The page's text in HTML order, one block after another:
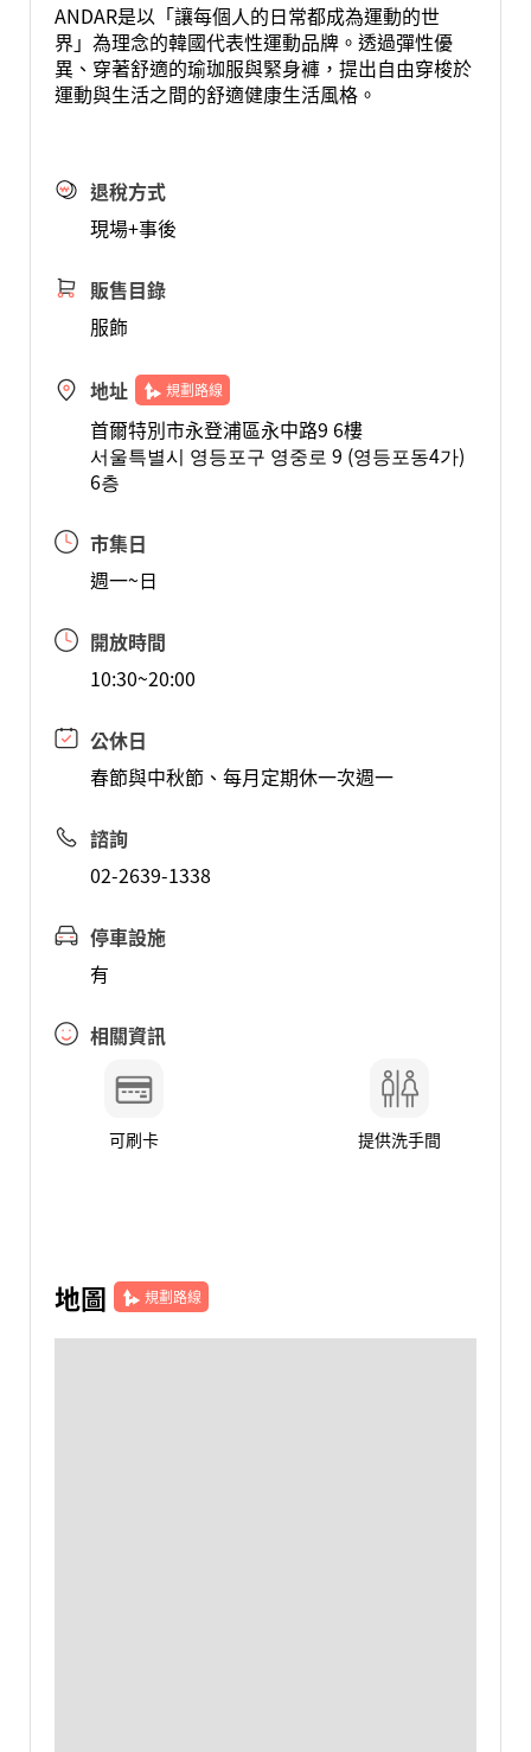
ANDAR是以「讓每個人的日常都成為運動的世
界」為理念的韓國代表性運動品牌。透過彈性優
異、穿著舒適的瑜珈服與緊身褲，提出自由穿梭於
運動與生活之間的舒適健康生活風格。
退稅方式
現場+事後
販售目錄
服飾
地址 規劃路線
首爾特別市永登浦區永中路9 6樓
서울특별시 영등포구 영중로 9 (영등포동4가)
6층
市集日
週一~日
開放時間
10:30~20:00
公休日
春節與中秋節、每月定期休一次週一
諮詢
02-2639-1338
停車設施
有
相關資訊
可刷卡 提供洗手間
地圖 規劃路線